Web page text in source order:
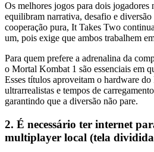
Os melhores jogos para dois jogadores
equilibram narrativa, desafio e
cooperação pura, It Takes Two
um, pois exige que ambos trabalhem
Para quem prefere a adrenalina da
o Mortal Kombat 1 são essenciais em
Esses títulos aproveitam o hardware
ultrarrealistas e tempos de
garantindo que a diversão não pare.
2. É necessário ter internet
multiplayer local (tela